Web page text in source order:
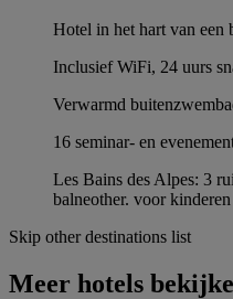
Hotel in het hart van een
Inclusief WiFi, 24 uurs
Verwarmd
16 seminar- en
Les Bains des Alpes: 3
balneother. voor
Skip other destinations list
Meer hotels